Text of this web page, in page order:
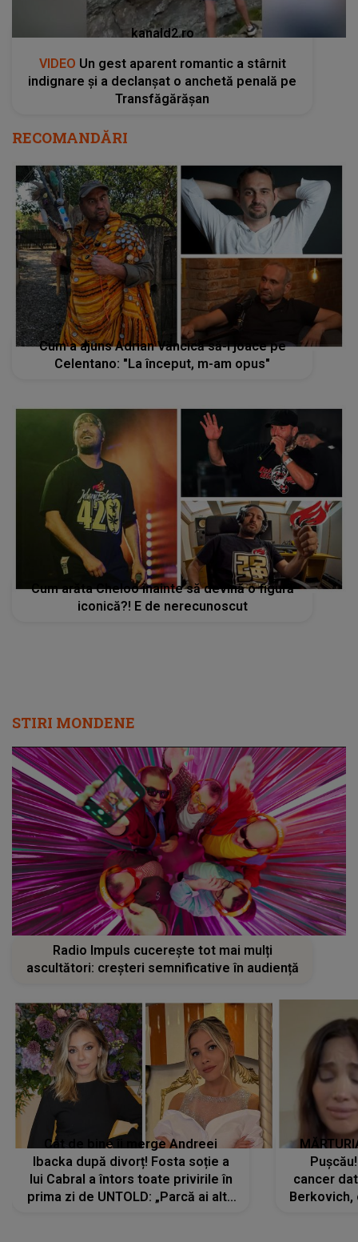
kanald2.ro
VIDEO Un gest aparent romantic a stârnit
indignare și a declanșat o anchetă penală pe
Transfăgărășan
RECOMANDĂRI
Cum a ajuns Adrian Văncică să-l joace pe
Celentano: "La început, m-am opus"
Cum arăta Cheloo înainte să devină o figură
iconică?! E de nerecunoscut
STIRI MONDENE
Radio Impuls cucerește tot mai mulți
ascultători: creșteri semnificative în audiență
Cât de bine îi merge Andreei
Ibacka după divorț! Fosta soție a
lui Cabral a întors toate privirile în
prima zi de UNTOLD: „Parcă ai altă
cancer
Berkovich,